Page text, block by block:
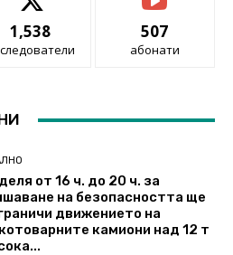
1,538 507
абонати
от 16 ч. до 20 ч. за
на безопасността ще
движението на
камиони над 12 т